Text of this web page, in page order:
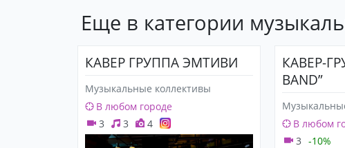
Еще в категории
КАВЕР ГРУППА ЭМТИВИ
Музыкальные коллективы
В любом городе
3
3 4
КАВЕР-
BAND”
В любом
3 -10%